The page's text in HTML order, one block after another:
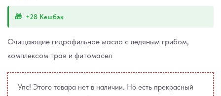
+28 Кешбэк
Очищающие гидрофильное масло с ледяным грибом,
комплексом трав и фитомасел
Упс! Этого товара нет в наличии. Но есть прекрасный